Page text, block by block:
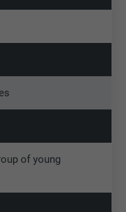
of young